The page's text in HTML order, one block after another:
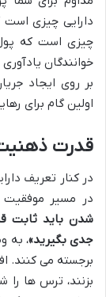
دارایی چیزی
چیزی است که
خوانندگان
بر روی ایجاد
اولین گام برای
قدرت
در کنار تعریف
در مسیر موفقیت
شدن باید ثابت
جدی بگیرید»، به
برجسته می کنند.
بزنند، ترس ها را